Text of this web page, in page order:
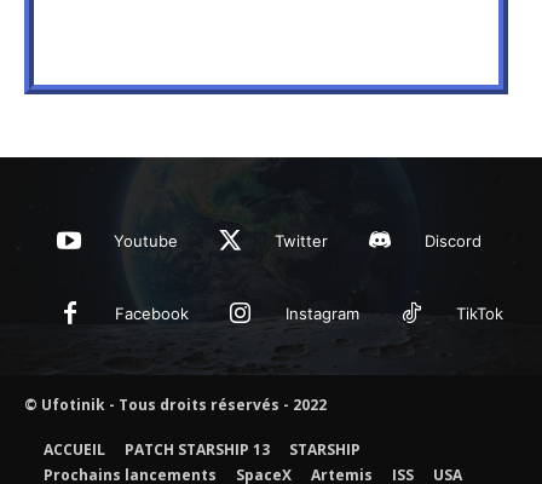
Youtube Twitter Discord
Facebook Instagram TikTok
© Ufotinik - Tous droits réservés - 2022
ACCUEIL PATCH STARSHIP 13
STARSHIP
Prochains lancements
SpaceX Artemis ISS USA